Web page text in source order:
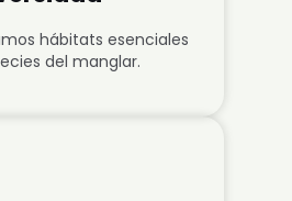
hábitats esenciales
del manglar.